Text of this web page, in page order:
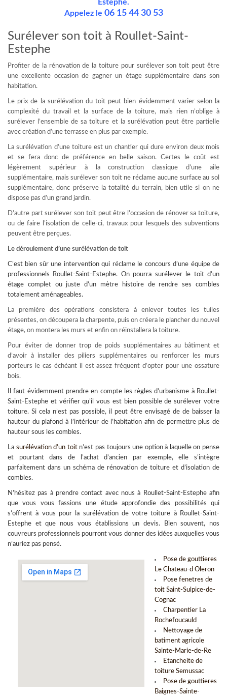
Estephe.
Appelez le 06 15 44 30 53
Surélever son toit à Roullet-Saint-
Estephe
Profiter de la rénovation de la toiture pour surélever son toit peut être
une excellente occasion de gagner un étage supplémentaire dans son
habitation.
Le prix de la surélévation du toit peut bien évidemment varier selon la
complexité du travail et la surface de la toiture, mais rien n’oblige à
surélever l’ensemble de sa toiture et la surélévation peut être partielle
avec création d’une terrasse en plus par exemple.
La surélévation d’une toiture est un chantier qui dure environ deux mois
et se fera donc de préférence en belle saison. Certes le coût est
légèrement supérieur à la construction classique d’une aile
supplémentaire, mais surélever son toit ne réclame aucune surface au sol
supplémentaire, donc préserve la totalité du terrain, bien utile si on ne
dispose pas d’un grand jardin.
D’autre part surélever son toit peut être l’occasion de rénover sa toiture,
ou de faire l’isolation de celle-ci, travaux pour lesquels des subventions
peuvent être perçues.
Le déroulement d’une surélévation de toit
C’est bien sûr une intervention qui réclame le concours d’une équipe de
professionnels Roullet-Saint-Estephe. On pourra surélever le toit d’un
étage complet ou juste d’un mètre histoire de rendre ses combles
totalement aménageables.
La première des opérations consistera à enlever toutes les tuiles
présentes, on découpera la charpente, puis on créera le plancher du nouvel
étage, on montera les murs et enfin on réinstallera la toiture.
Pour éviter de donner trop de poids supplémentaires au bâtiment et
d’avoir à installer des piliers supplémentaires ou renforcer les murs
porteurs le cas échéant il est assez fréquent d’opter pour une ossature
bois.
Il faut évidemment prendre en compte les règles d’urbanisme à Roullet-
Saint-Estephe et vérifier qu’il vous est bien possible de surélever votre
toiture. Si cela n’est pas possible, il peut être envisagé de de baisser la
hauteur du plafond à l’intérieur de l’habitation afin de permettre plus de
hauteur sous les combles.
La surélévation d’un toitn’est pas toujours une option à laquelle on pense
et pourtant dans de l’achat d’ancien par exemple, elle s’intègre
parfaitement dans un schéma de rénovation de toiture et d’isolation de
combles.
N’hésitez pas à prendre contact avec nous à Roullet-Saint-Estephe afin
que vous vous fassions une étude approfondie des possibilités qui
s’offrent à vous pour la surélévation de votre toiture à Roullet-Saint-
Estephe et que nous vous établissions un devis. Bien souvent, nos
couvreurs professionnels pourront vous donner des idées auxquelles vous
n’auriez pas pensé.
Pose de gouttieres
Le Chateau-d Oleron
Pose fenetres de
toit Saint-Sulpice-de-
Cognac
Charpentier La
Rochefoucauld
Nettoyage de
batiment agricole
Sainte-Marie-de-Re
Etancheite de
toiture Semussac
Pose de gouttieres
Baignes-Sainte-